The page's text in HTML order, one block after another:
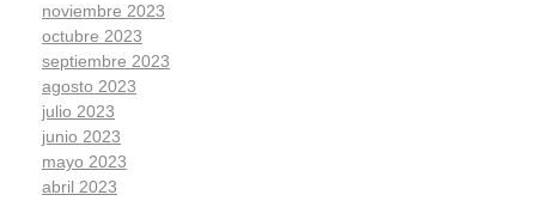
noviembre 2023
octubre 2023
septiembre 2023
agosto 2023
julio 2023
junio 2023
mayo 2023
abril 2023